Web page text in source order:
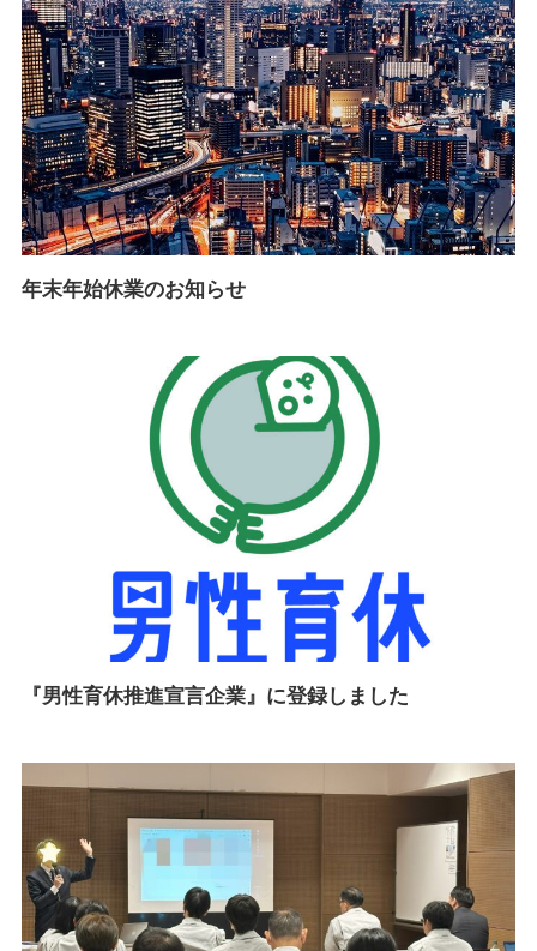
年末年始休業のお知らせ
『男性育休推進宣言企業』に登録しました